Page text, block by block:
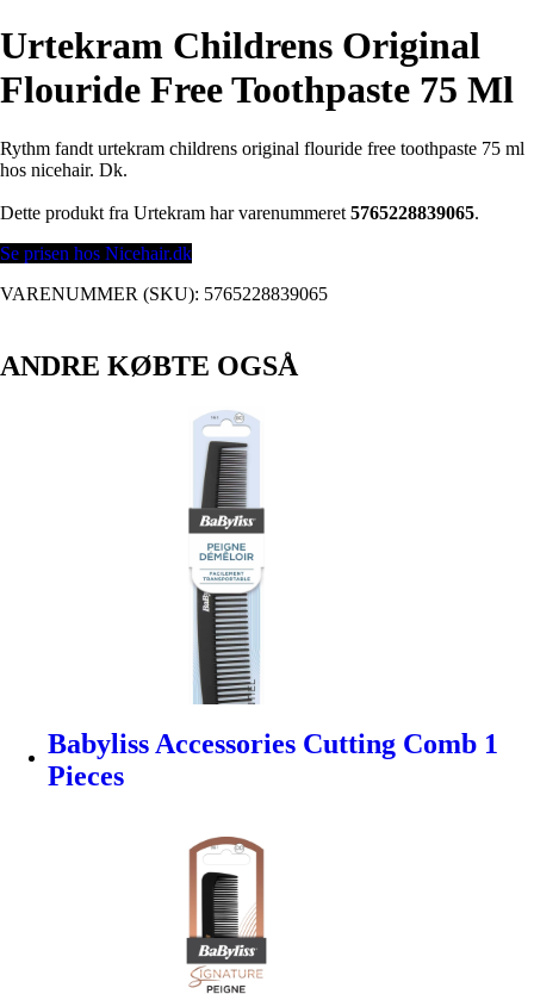
Urtekram Childrens Original
Flouride Free Toothpaste 75 Ml
Rythm fandt urtekram childrens original flouride free toothpaste 75 ml
hos nicehair. Dk.
Dette produkt fra Urtekram har varenummeret 5765228839065.
Se prisen hos Nicehair.dk
VARENUMMER (SKU): 5765228839065
ANDRE KØBTE OGSÅ
Babyliss Accessories Cutting Comb 1
Pieces